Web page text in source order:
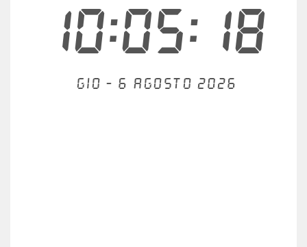
10:05:18
Gio - 6 agosto 2026